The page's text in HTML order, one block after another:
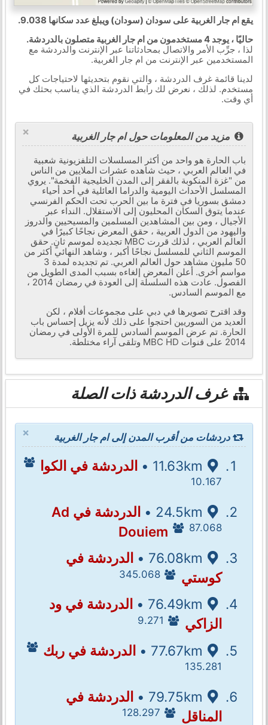
يقع ام جار الغربية على سودان (سودان) ويبلغ عدد سكانها 9.038.
حاليًا ، يوجد 4 مستخدمون من ام جار الغربية متصلون بالدردشة.
لذا ، جرِّب الأمر والاتصال بمحادثاتنا عبر الإنترنت والدردشة مع
المستخدمين عبر الإنترنت من ام جار الغربية.
لدينا قائمة غرف الدردشة ، والتي نقوم بتحديثها لاحتياجات كل
مستخدم. لذلك ، نعرض لك رابط الدردشة الذي يناسب بحثك في
أي وقت.
× مزيد من المعلومات حول ام جار الغربية
باب الحارة هو واحد من أكثر المسلسلات التلفزيونية شعبية
في العالم العربي ، حيث شاهده عشرات الملايين من الناس
من "غزة المنكوبة بالفقر إلى المدن الخليجية الفخمة". يروي
المسلسل الأحداث اليومية والدراما العائلية في أحد أحياء
دمشق بسوريا في فترة ما بين الحرب تحت الحكم الفرنسي
عندما يتوق السكان المحليون إلى الاستقلال. النداء عبر
الأجيال ، ومن بين المشاهدين المسلمين والمسيحيين والدروز
واليهود من الدول العربية ، حقق المعرض نجاحًا كبيرًا في
العالم العربي ، لذلك قررت MBC تجديده لموسم ثانٍ. حقق
الموسم الثاني للمسلسل نجاحًا أكبر ، وشاهد النهائي أكثر من
50 مليون مشاهد حول العالم العربي. تم تجديده لمدة 3
مواسم أخرى. أعلن المعرض إلغاءه بسبب المدى الطويل من
الفصول. عادت هذه السلسلة إلى العودة في رمضان 2014 ،
مع الموسم السادس.
وقد اقترح تصويرها في دبي على مجموعات أفلام ، لكن
العديد من السوريين احتجوا على ذلك لأنه يزيل إحساس باب
الحارة. تم عرض الموسم السادس للمرة الأولى في رمضان
2014 على قنوات MBC HD وتلقى آراء مختلطة.
غرف الدردشة ذات الصلة
× دردشات من أقرب المدن إلى ام جار الغربية
11.63km • الدردشة في الكوا
10.167
24.5km •
الدردشة في Ad
Douiem
87.068
76.08km •
الدردشة في
كوستي
76.49km •
الدردشة في ود
الزاكي
77.67km • الدردشة في ربك
135.281
79.75km •
الدردشة في
المناقل